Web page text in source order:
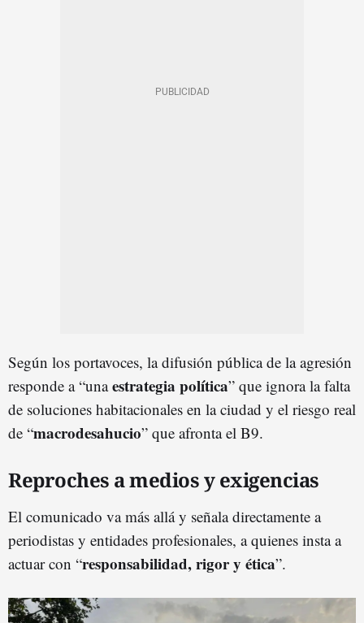
Según los portavoces, la difusión pública de la agresión
responde a “unaestrategia política” que ignora la falta
de soluciones habitacionales en la ciudad y el riesgo real
de “macrodesahucio” que afronta el B9.
Reproches a medios y exigencias
El comunicado va más allá y señala directamente a
periodistas y entidades profesionales, a quienes insta a
actuar con “responsabilidad, rigor y ética”.